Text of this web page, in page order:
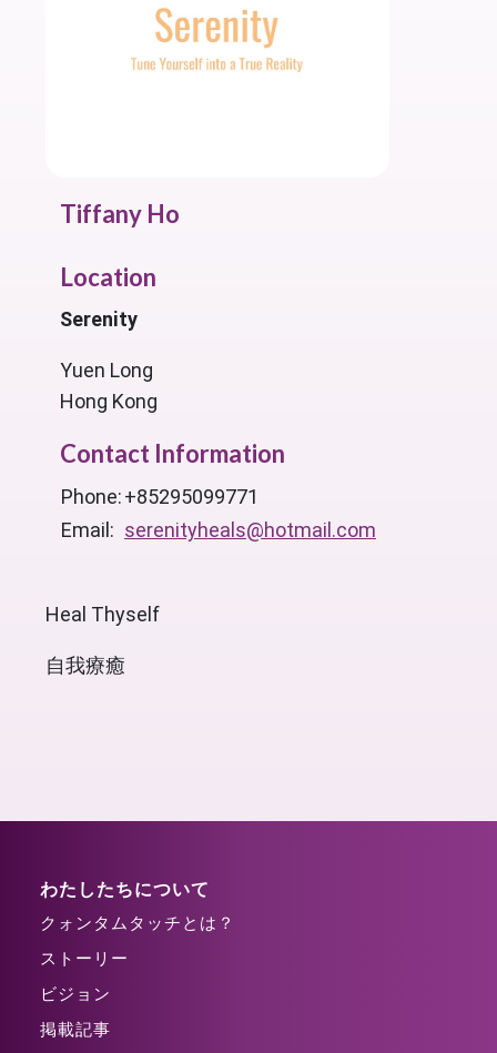
Tiffany Ho
Location
Serenity
Yuen Long
Hong Kong
Contact Information
Phone:+85295099771
Email: serenityheals@hotmail.com
Heal Thyself
自我療癒
わたしたちについて
クォンタムタッチとは？
ストーリー
ビジョン
掲載記事